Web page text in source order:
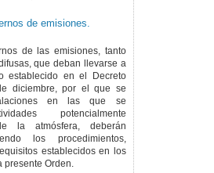
de emisiones.
de las emisiones, tanto
que deban llevarse a
establecido en el Decreto
diciembre, por el que se
en las que se
potencialmente
la atmósfera, deberán
los procedimientos,
establecidos en los
presente Orden.